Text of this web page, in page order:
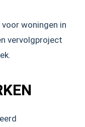
woningen in
vervolgproject